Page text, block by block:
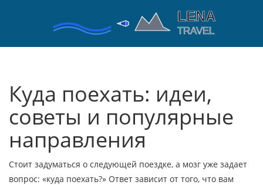
Куда поехать: идеи,
советы и популярные
направления
Стоит задуматься о следующей поездке, а мозг уже задает
вопрос: «куда поехать?» Ответ зависит от того, что вам